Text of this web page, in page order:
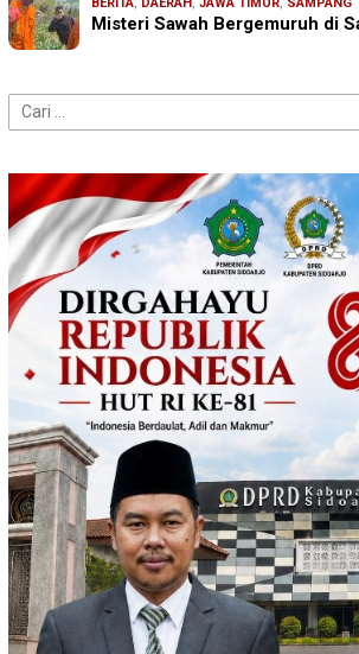
BERITA, DAERAH , JAWA TIMUR, SAMPANG
Misteri Sawah Bergemuruh di
Cari
untuk: